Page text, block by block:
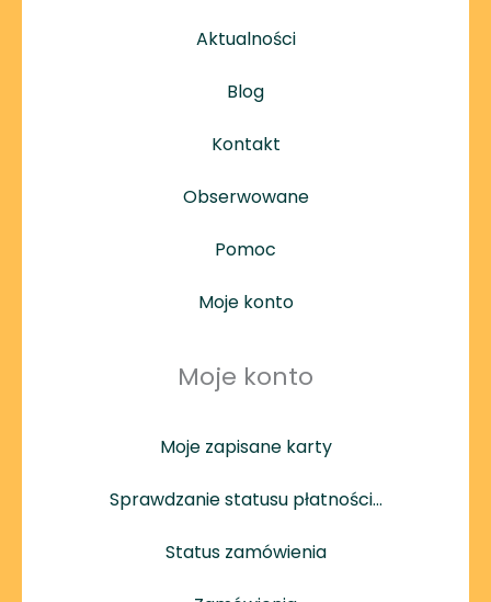
Aktualności
Blog
Kontakt
Obserwowane
Pomoc
Moje konto
Moje konto
Moje zapisane karty
Sprawdzanie statusu płatności…
Status zamówienia